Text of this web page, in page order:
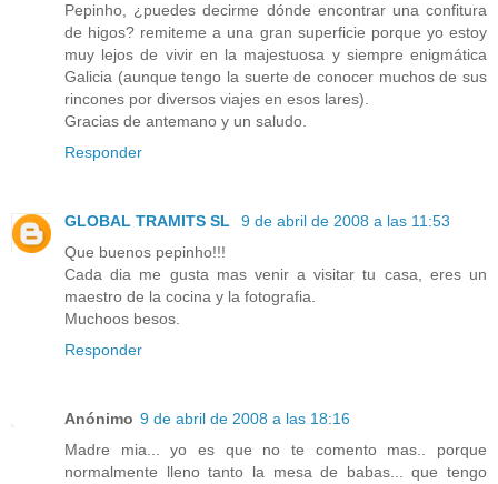
Pepinho, ¿puedes decirme dónde encontrar una confitura
de higos? remiteme a una gran superficie porque yo estoy
muy lejos de vivir en la majestuosa y siempre enigmática
Galicia (aunque tengo la suerte de conocer muchos de sus
rincones por diversos viajes en esos lares).
Gracias de antemano y un saludo.
Responder
GLOBAL TRAMITS SL
9 de abril de 2008 a las 11:53
Que buenos pepinho!!!
Cada dia me gusta mas venir a visitar tu casa, eres un
maestro de la cocina y la fotografia.
Muchoos besos.
Responder
Anónimo 9 de abril de 2008 a las 18:16
Madre mia... yo es que no te comento mas.. porque
normalmente lleno tanto la mesa de babas... que tengo